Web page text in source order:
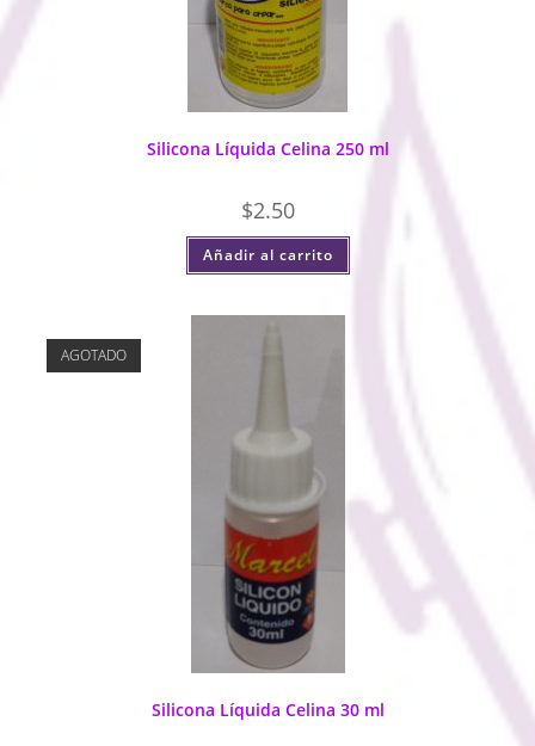
Silicona Líquida Celina 250 ml
$2.50
Añadir al carrito
AGOTADO
Silicona Líquida Celina 30 ml